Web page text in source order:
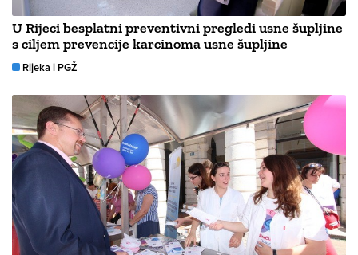
U Rijeci besplatni preventivni pregledi usne šupljine
s ciljem prevencije karcinoma usne šupljine
Rijeka i PGŽ